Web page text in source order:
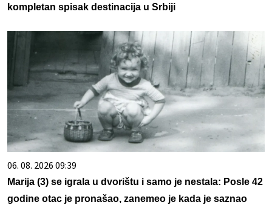
kompletan spisak destinacija u Srbiji
06. 08. 2026 09:39
Marija (3) se igrala u dvorištu i samo je nestala: Posle 42
godine otac je pronašao, zanemeo je kada je saznao